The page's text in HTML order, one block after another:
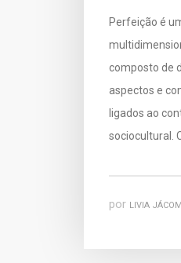
Perfeição é
composto de
aspectos e
ligados ao
sociocultural.
por LIVIA